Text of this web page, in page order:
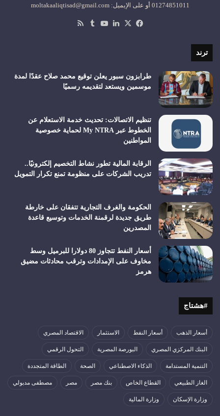
01274851011 أو على الإيميل: moltakaaliqtisad@gmail.com
فيسبوك
‫X لينكدإن‫YouTube
ترند
طرابزون سبور يعلن توقيع محمد صلاح عقدًا لمدة
موسمين ويستعد لتقديمه رسميًا
تنظيم الاتصالات: تحديث خدمة الاستعلام عن
الخطوط عبر My NTRA لحماية خصوصية
المواطنين
الرقابة المالية تطور نشاط التخصيم إلكترونيًا..
تدريب الشركات على منظومة تمنع تكرار التمويل
الحكومة والغرف التجارية تتفقان على خارطة
طريق جديدة لرقمنة الخدمات وتوسيع قاعدة
المصدرين
أسعار النفط تتجاوز 80 دولارا للبرميل وسط
مخاوف على الإمدادات وترقب محادثات مضيق
هرمز
#هشتاج
أسعار الذهب أسعار النفط الاستثمار الاقتصاد المصري
البنك المركزي المصري البورصة المصرية التحول الرقمي
التنمية المستدامة الذكاء الاصطناعي الصحة الطاقة المتجددة
الغاز الطبيعي القطاع الخاص بنك مصر مصر مصطفى مدبولي
وزارة الإسكان وزارة المالية